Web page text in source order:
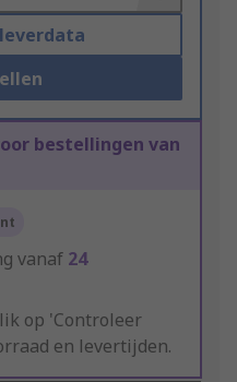
bestellingen van
vanaf 24
op 'Controleer
en levertijden.